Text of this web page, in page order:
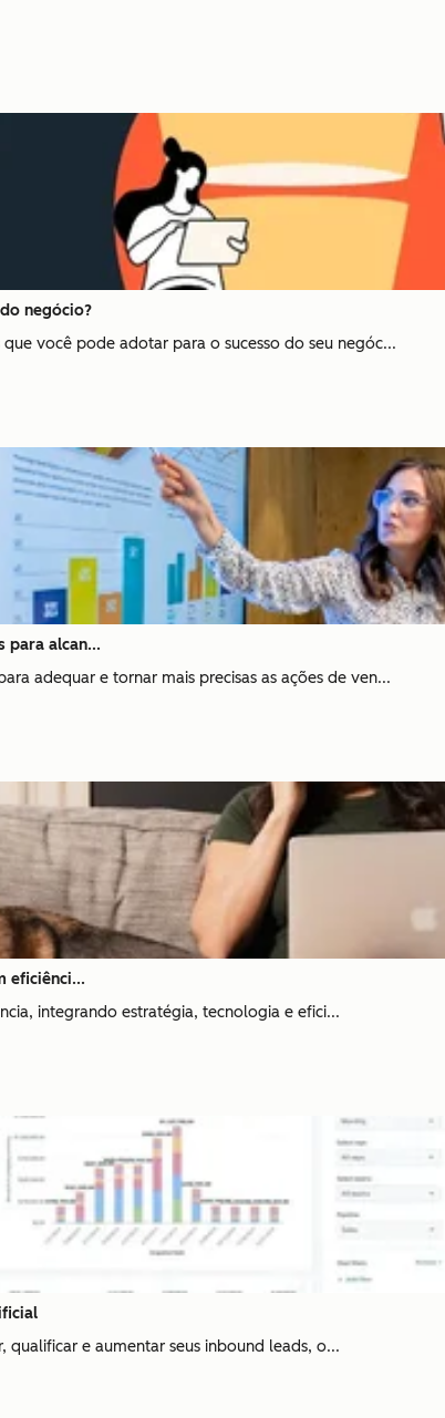
negócio?
você pode adotar para o sucesso do seu negóc...
para alcan...
adequar e tornar mais precisas as ações de ven...
eficiênci...
integrando estratégia, tecnologia e efici...
qualificar e aumentar seus inbound leads, o...